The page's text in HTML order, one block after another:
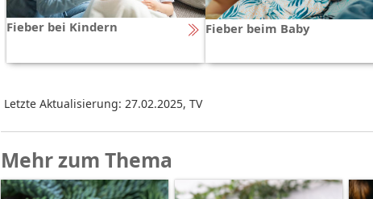
Fieber bei Kindern Fieber beim Baby
Letzte Aktualisierung: 27.02.2025, TV
Mehr zum Thema